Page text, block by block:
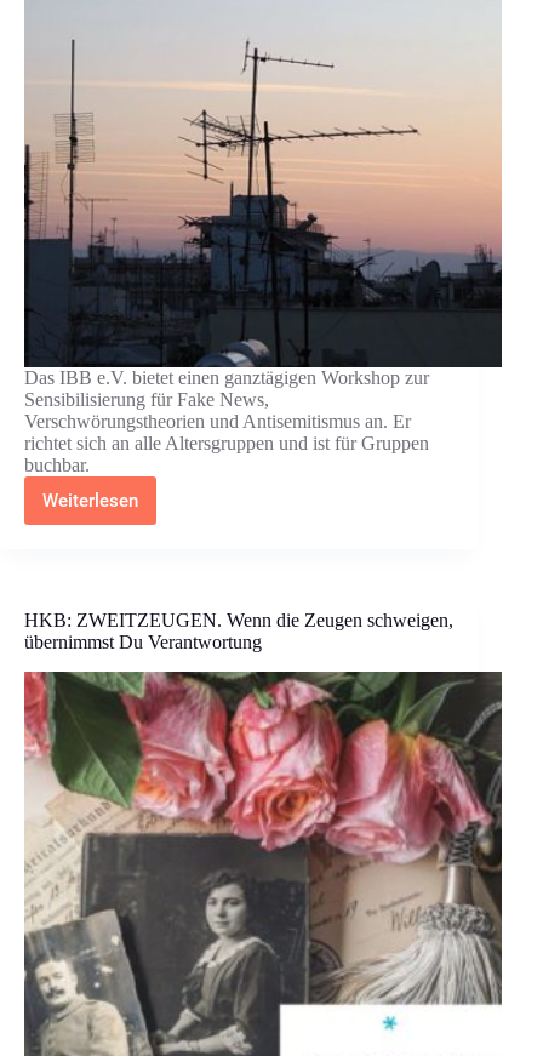
Das IBB e.V. bietet einen ganztägigen Workshop zur
Sensibilisierung für Fake News,
Verschwörungstheorien und Antisemitismus an. Er
richtet sich an alle Altersgruppen und ist für Gruppen
buchbar.
Weiterlesen
IBB:
Fake
Antisemitismus
HKB: ZWEITZEUGEN. Wenn die Zeugen schweigen,
übernimmst Du Verantwortung